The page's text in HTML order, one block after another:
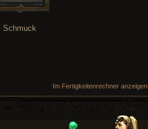
Schmuck
Im Fertigkeitenrechner anzeigen